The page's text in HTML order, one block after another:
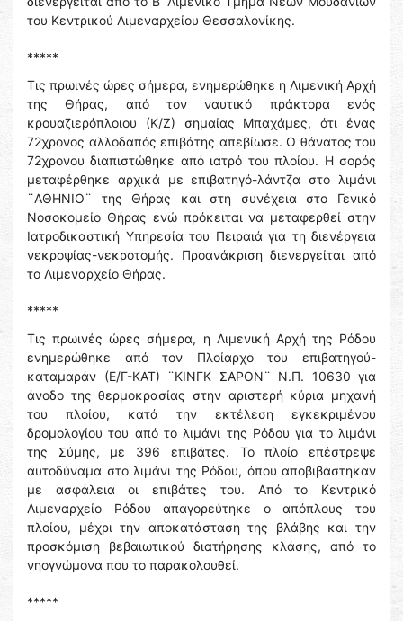
του Κεντρικού Λιμεναρχείου Θεσσαλονίκης.
*****
Τις πρωινές ώρες σήμερα, ενημερώθηκε η Λιμενική Αρχή
της Θήρας, από τον ναυτικό πράκτορα ενός
κρουαζιερόπλοιου (Κ/Ζ) σημαίας Μπαχάμες, ότι ένας
72χρονος αλλοδαπός επιβάτης απεβίωσε. Ο θάνατος του
72χρονου διαπιστώθηκε από ιατρό του πλοίου. Η σορός
μεταφέρθηκε αρχικά με επιβατηγό-λάντζα στο λιμάνι
¨ΑΘΗΝΙΟ¨ της Θήρας και στη συνέχεια στο Γενικό
Νοσοκομείο Θήρας ενώ πρόκειται να μεταφερθεί στην
Ιατροδικαστική Υπηρεσία του Πειραιά για τη διενέργεια
νεκροψίας-νεκροτομής. Προανάκριση διενεργείται από
το Λιμεναρχείο Θήρας.
*****
Τις πρωινές ώρες σήμερα, η Λιμενική Αρχή της Ρόδου
ενημερώθηκε από τον Πλοίαρχο του επιβατηγού-
καταμαράν (Ε/Γ-ΚΑΤ) ¨ΚΙΝΓΚ ΣΑΡΟΝ¨ Ν.Π. 10630 για
άνοδο της θερμοκρασίας στην αριστερή κύρια μηχανή
του πλοίου, κατά την εκτέλεση εγκεκριμένου
δρομολογίου του από το λιμάνι της Ρόδου για το λιμάνι
της Σύμης, με 396 επιβάτες. Το πλοίο επέστρεψε
αυτοδύναμα στο λιμάνι της Ρόδου, όπου αποβιβάστηκαν
με ασφάλεια οι επιβάτες του. Από το Κεντρικό
Λιμεναρχείο Ρόδου απαγορεύτηκε ο απόπλους του
πλοίου, μέχρι την αποκατάσταση της βλάβης και την
προσκόμιση βεβαιωτικού διατήρησης κλάσης, από το
νηογνώμονα που το παρακολουθεί.
*****